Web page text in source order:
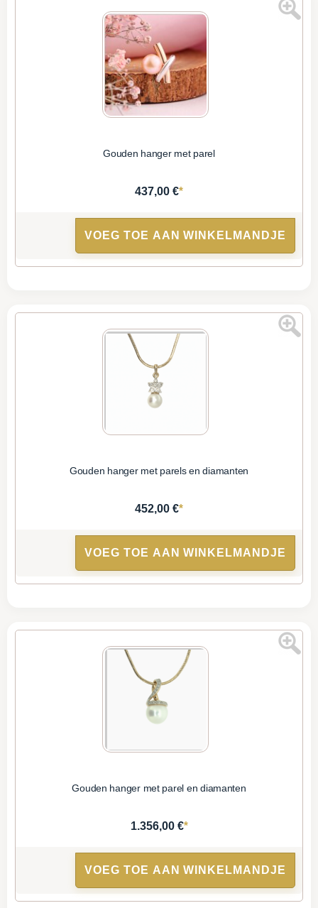
Gouden hanger met parel
437,00 €*
VOEG TOE AAN WINKELMANDJE
Gouden hanger met parels en diamanten
452,00 €*
VOEG TOE AAN WINKELMANDJE
Gouden hanger met parel en diamanten
1.356,00 €*
VOEG TOE AAN WINKELMANDJE